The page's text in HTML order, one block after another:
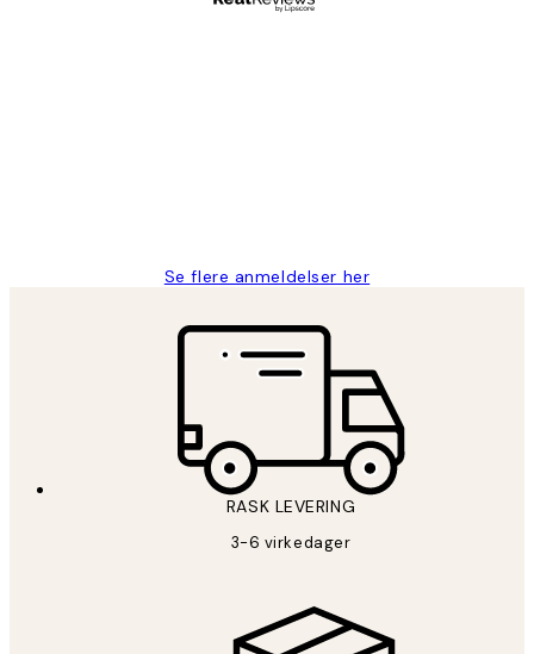
Se flere anmeldelser her
RASK LEVERING
3-6 virkedager